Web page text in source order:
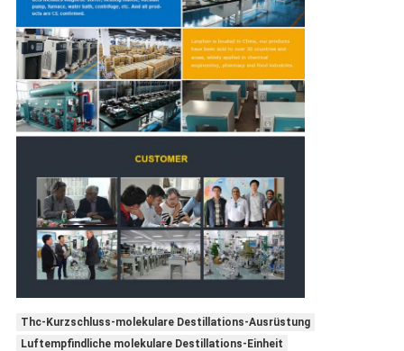
Thc-Kurzschluss-molekulare Destillations-Ausrüstung
Luftempfindliche molekulare Destillations-Einheit